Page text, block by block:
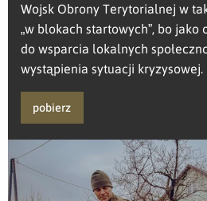
Wojsk Obrony Terytorialnej w
„w blokach startowych”, bo
do wsparcia lokalnych
wystąpienia sytuacji kryzysowej.
pobierz